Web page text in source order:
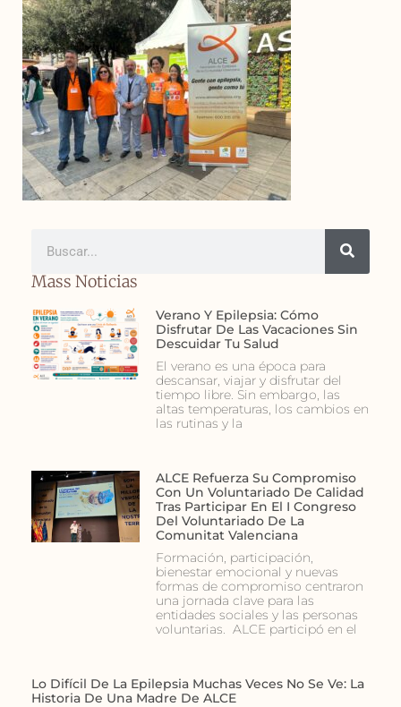
Mass Noticias
Verano Y Epilepsia: Cómo
Disfrutar De Las Vacaciones Sin
Descuidar Tu Salud
El verano es una época para
descansar, viajar y disfrutar del
tiempo libre. Sin embargo, las
altas temperaturas, los cambios en
las rutinas y la
ALCE Refuerza Su Compromiso
Con Un Voluntariado De Calidad
Tras Participar En El I Congreso
Del Voluntariado De La
Comunitat Valenciana
Formación, participación,
bienestar emocional y nuevas
formas de compromiso centraron
una jornada clave para las
entidades sociales y las personas
voluntarias. ALCE participó en el
Lo Difícil De La Epilepsia Muchas Veces No Se Ve: La
Historia De Una Madre De ALCE